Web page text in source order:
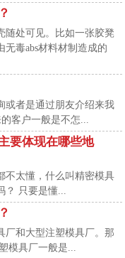
随处可见。比如一张胶凳
毒abs材料材制造成的
或者是通过朋友介绍来我
客户一般是不怎...
要体现在哪些地
不太懂，什么叫精密模具
只要是懂...
厂和大型注塑模具厂。那
模具厂一般是...